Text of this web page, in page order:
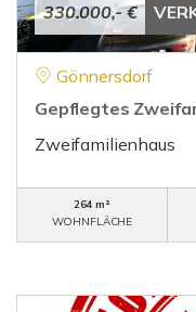
330.000,- €
Gönnersdorf
Gepflegtes
Zweifamilienhaus
264 m²
WOHNFLÄCHE